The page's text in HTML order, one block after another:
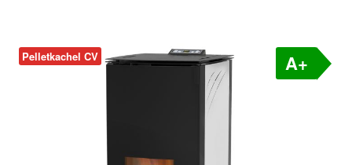
A+
Pelletkachel CV